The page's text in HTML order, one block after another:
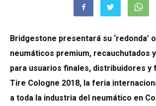
Bridgestone presentará su ‘redonda’
neumáticos premium, recauchutados
para usuarios finales, distribuidores y
Tire Cologne 2018, la feria
a toda la industria del neumático en